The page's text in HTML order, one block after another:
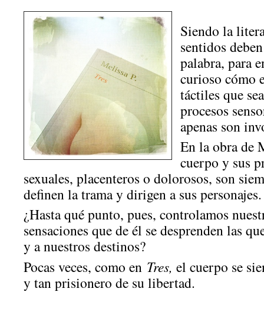
Siendo la
sentidos
palabra, para
curioso cómo
táctiles que
procesos
apenas son
En la obra de
cuerpo y sus
sexuales, placenteros o dolorosos, son
definen la trama y dirigen a sus personajes.
¿Hasta qué punto, pues, controlamos
sensaciones que de él se desprenden las
y a nuestros destinos?
Pocas veces, como en Tres, el cuerpo se
y tan prisionero de su libertad.